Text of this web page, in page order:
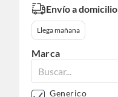
Envío a domicilio
Llega mañana
Marca
Generico